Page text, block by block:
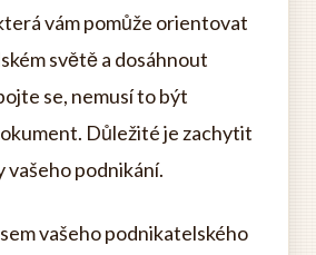
vám pomůže orientovat
světě a dosáhnout
se, nemusí to být
Důležité je zachytit
vašeho podnikání.
vašeho podnikatelského